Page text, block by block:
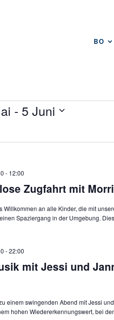
BO
- 5 Juni
Zugfahrt mit
- 12:00
Willkommen an alle Kinder, die mit
Spaziergang in der Umgebung.
mit Jessi und
-22:00
einem swingenden Abend mit Jessi
hohen Wiedererkennungswert, bei